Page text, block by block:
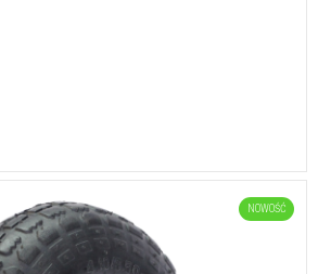
NOWOŚĆ